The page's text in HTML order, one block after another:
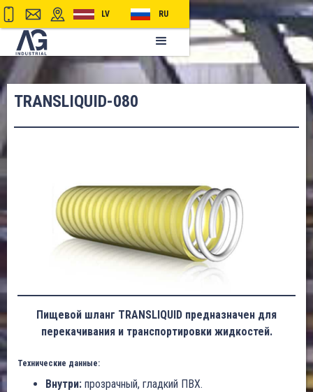
LV RU
TRANSLIQUID-080
Пищевой шланг TRANSLIQUID предназначен для
перекачивания и транспортировки жидкостей.
Технические данные:
Внутри: прозрачный, гладкий ПВХ.